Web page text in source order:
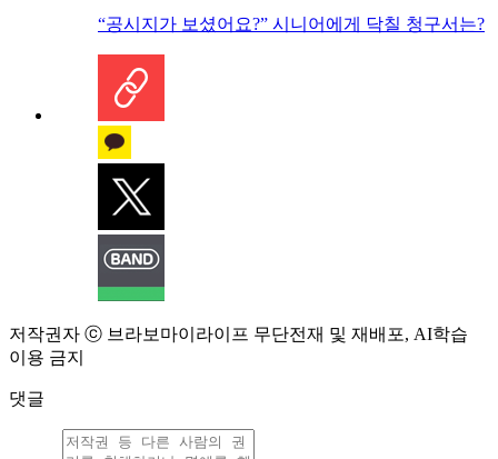
“공시지가 보셨어요?” 시니어에게 닥칠 청구서는?
저작권자 ⓒ 브라보마이라이프 무단전재 및 재배포, AI학습
이용 금지
댓글